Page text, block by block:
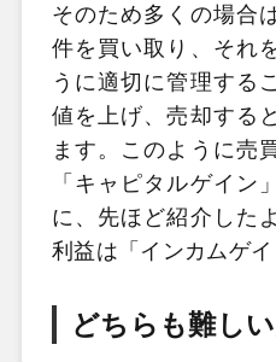
そのため多くの場合
件を買い取り、それ
うに適切に管理する
値を上げ、売却する
ます。このように売
「キャピタルゲイン
に、先ほど紹介した
利益は「インカムゲイ
どちらも難し